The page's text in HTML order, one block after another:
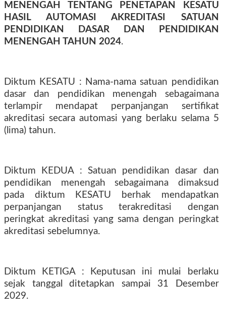
MENENGAH TENTANG PENETAPAN KESATU
HASIL AUTOMASI AKREDITASI SATUAN
PENDIDIKAN DASAR DAN PENDIDIKAN
MENENGAH TAHUN 2024.
Diktum KESATU : Nama-nama satuan pendidikan
dasar dan pendidikan menengah sebagaimana
terlampir mendapat perpanjangan sertifikat
akreditasi secara automasi yang berlaku selama 5
(lima) tahun.
Diktum KEDUA : Satuan pendidikan dasar dan
pendidikan menengah sebagaimana dimaksud
pada diktum KESATU berhak mendapatkan
perpanjangan status terakreditasi dengan
peringkat akreditasi yang sama dengan peringkat
akreditasi sebelumnya.
Diktum KETIGA : Keputusan ini mulai berlaku
sejak tanggal ditetapkan sampai 31 Desember
2029.